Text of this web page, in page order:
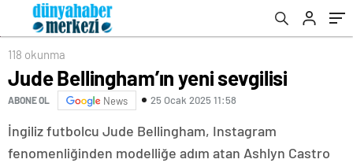
118 okunma
Jude Bellingham’ın yeni sevgilisi
ABONE OL News 25 Ocak 2025 11:58
İngiliz futbolcu Jude Bellingham, Instagram
fenomenliğinden modelliğe adım atan Ashlyn Castro